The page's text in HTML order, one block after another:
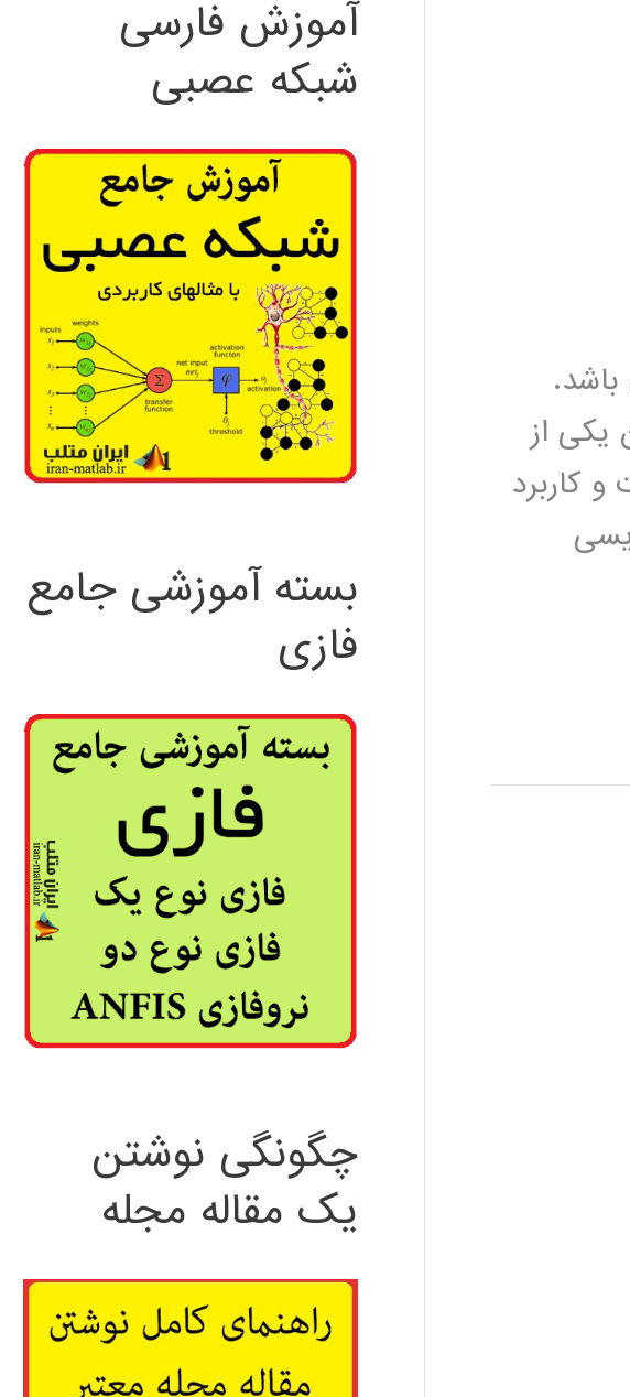
یکی از
کاربرد
آموزش فارسی
شبکه عصبی
بسته آموزشی جامع
فازی
چگونگی نوشتن
یک مقاله مجله